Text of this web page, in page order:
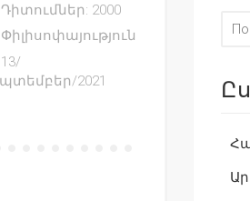
Դիտումներ: 2000
Փիլիսոփայություն
13/
2021